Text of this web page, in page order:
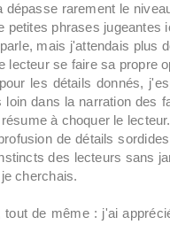
rarement le
petites phrases
mais j'attendais plus
lecteur se faire sa propre
les détails donnés,
loin dans la narration des
à choquer le lecteur.
de détails
des lecteurs sans
cherchais.
tout de même : j'ai